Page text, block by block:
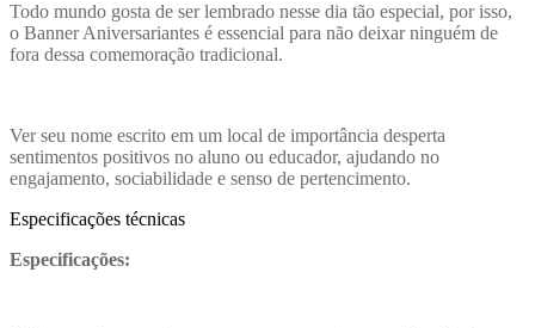
Todo mundo gosta de ser lembrado nesse dia tão especial, por isso,
o Banner Aniversariantes é essencial para não deixar ninguém de
fora dessa comemoração tradicional.
Ver seu nome escrito em um local de importância desperta
sentimentos positivos no aluno ou educador, ajudando no
engajamento, sociabilidade e senso de pertencimento.
Especificações técnicas
Especificações: